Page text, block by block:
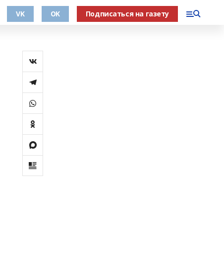
VK OK Подписаться на газету